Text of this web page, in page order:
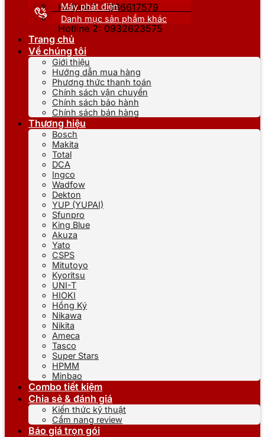
Hotline 1: 0866617579
Hotline 2: 0932623575
Máy phát điện
Danh mục sản phẩm khác
Trang chủ
Về chúng tôi
Giới thiệu
Hướng dẫn mua hàng
Phương thức thanh toán
Chính sách vận chuyển
Chính sách bảo hành
Chính sách bán hàng
Thương hiệu
Bosch
Makita
Total
DCA
Ingco
Wadfow
Dekton
YUP (YUPAI)
Sfunpro
King Blue
Akuza
Yato
CSPS
Mitutoyo
Kyoritsu
UNI-T
HIOKI
Hồng Ký
Nikawa
Nikita
Ameca
Tasco
Super Stars
HPMM
Minbao
Combo tiết kiệm
Chia sẻ & đánh giá
Kiến thức kỹ thuật
Cẩm nang review
Báo giá trọn gói